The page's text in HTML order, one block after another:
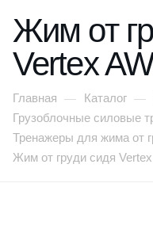
Жим от
Vertex
Главная — Каталог —
Грузоблочные силовые
Тренажеры для жима от
Жим от груди сидя Vertex